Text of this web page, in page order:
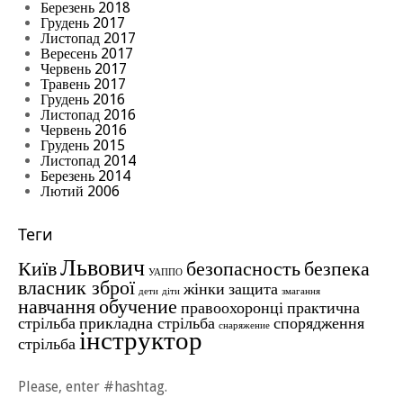
Березень 2018
Грудень 2017
Листопад 2017
Вересень 2017
Червень 2017
Травень 2017
Грудень 2016
Листопад 2016
Червень 2016
Грудень 2015
Листопад 2014
Березень 2014
Лютий 2006
Теги
КиївЛьвович УАППО безопасностьбезпека
власник зброї дети діти жінки защита змагання
навчанняобучение правоохоронці практична
стрільба прикладна стрільба снаряжение спорядження
стрільба інструктор
Please, enter #hashtag.